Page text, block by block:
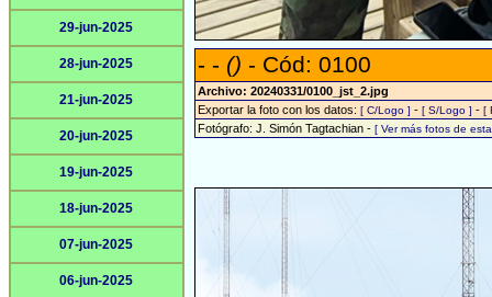
29-jun-2025
28-jun-2025
21-jun-2025
20-jun-2025
19-jun-2025
18-jun-2025
07-jun-2025
06-jun-2025
- - () - Cód: 0100
Archivo: 20240331/0100_jst_2.jpg
Exportar la foto con los datos: [ C/Logo ] - [ S/Logo ] - [
Fotógrafo: J. Simón Tagtachian - [ Ver más fotos de